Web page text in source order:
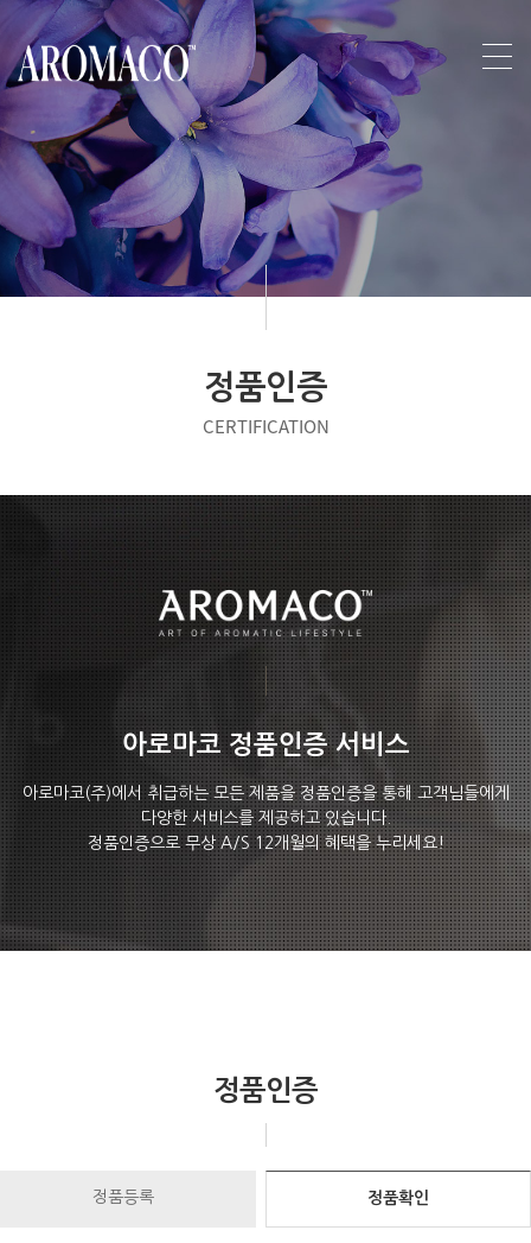
정품인증
CERTIFICATION
아로마코 정품인증 서비스
아로마코(주)에서 취급하는 모든 제품을 정품인증을 통해 고객님들에게
다양한 서비스를 제공하고 있습니다.
정품인증으로 무상 A/S 12개월의 혜택을 누리세요!
정품인증
정품등록 정품확인